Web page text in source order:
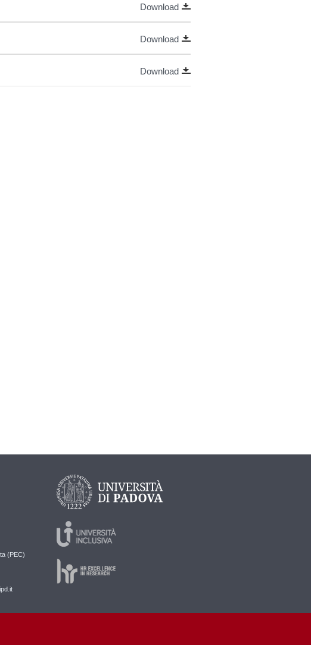
Download
Download
Download
(PEC)